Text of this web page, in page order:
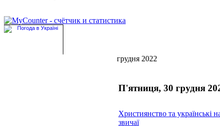
грудня 2022
П'ятниця, 30 грудня
Християнство та українські
звичаї